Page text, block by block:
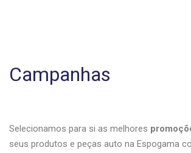
Campanhas
Selecionamos para si as melhores
seus produtos e peças auto na Espogama